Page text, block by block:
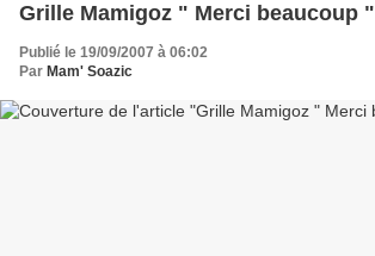
Grille Mamigoz " Merci beaucoup "
Publié le 19/09/2007 à 06:02
Par Mam' Soazic